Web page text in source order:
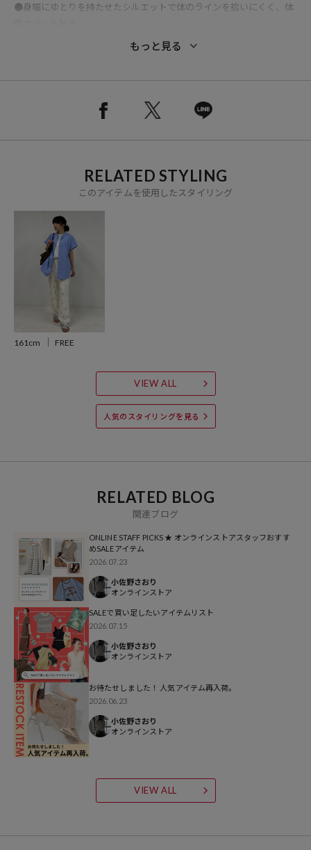
●身幅にゆとりを持たせたシルエットで体のラインを拾いにくく、体
●ラウンドした裾デザインで、やわらかい印象とこなれ感を演出
おすすめコーディネート
デニムパンツやイージーパンツと合わせて、ラフな大人カジュアルコ
ーデに。
ワイドパンツやカーゴパンツでゆるっとまとめると、抜け感のある着
こなしに仕上がります。
サロペットやオーバーオールのインナーとして合わせれば、すっきり
としたバランスで着られるのもおすすめ。
キャップやサンダルで軽くまとめて、気負わず着られるデイリースタ
イルにも◎
※こちらの商品は、弊社管理上のカラーを表記しております為、タグ
【サイト表記：タグ表記】
・ブラック：スミクロ
※掲載画像の商品の色味は、屋外や屋内の光の照射や角度により実物
異なる場合もございますので、予めご了承ください。
ンタグを必ずご確認下さい。
※生地のアップ画像が実物の色味に近しいです。
※こちらの商品はオンラインストア及び一部店舗での限定展開となり
ます。
【限定展開】26SS商品はこちらから
【限定展開】カジュアルに映えるTシャツコレクションは こちらから
もっと見る
RELATED STYLING
このアイテムを使用したスタイリング
161cm FREE
VIEW ALL
人気のスタイリングを見る
RELATED BLOG
関連ブログ
ONLINE STAFF PICKS ★ オンラインストアスタッフおすす
めSALEアイテム
2026.07.23
小佐野さおり
オンラインストア
SALEで買い足したいアイテムリスト
2026.07.15
小佐野さおり
オンラインストア
お待たせしました！ 人気アイテム再入荷。
2026.06.23
小佐野さおり
オンラインストア
VIEW ALL